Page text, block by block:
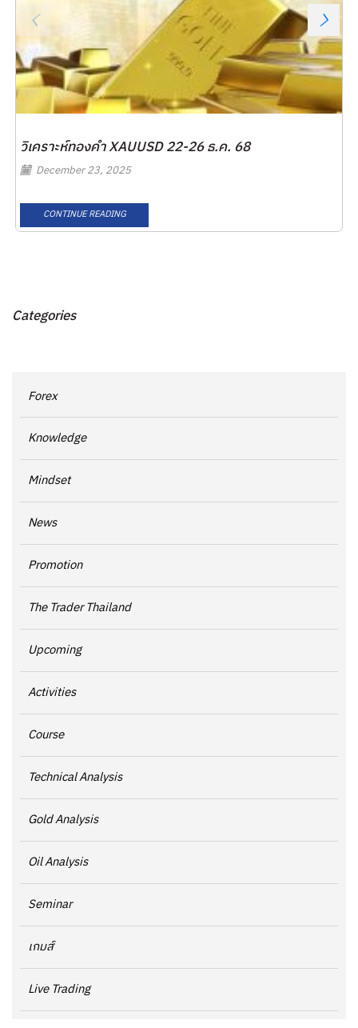
วิเคราะห์ทองคำ XAUUSD 22-26 ธ.ค. 68
December 23, 2025
CONTINUE READING
Categories
Forex
Knowledge
Mindset
News
Promotion
The Trader Thailand
Upcoming
Activities
Course
Technical Analysis
Gold Analysis
Oil Analysis
Seminar
เกมส์
Live Trading